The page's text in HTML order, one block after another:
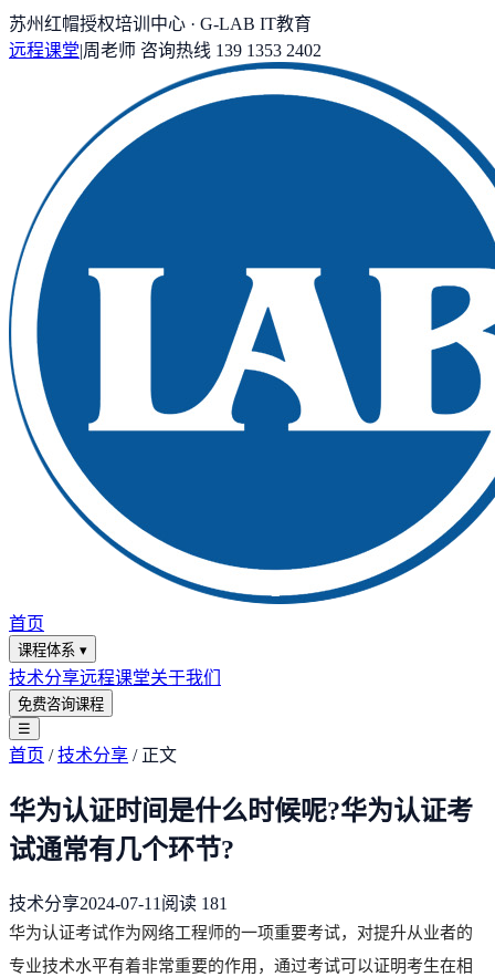
苏州红帽授权培训中心 · G-LAB IT教育
远程课堂|周老师 咨询热线 139 1353 2402
首页
课程体系 ▾
技术分享远程课堂关于我们
免费咨询课程
☰
首页 /技术分享 / 正文
华为认证时间是什么时候呢?华为认证考
试通常有几个环节?
技术分享2024-07-11 阅读 181
华为认证考试作为网络工程师的一项重要考试，对提升从业者的
专业技术水平有着非常重要的作用，通过考试可以证明考生在相